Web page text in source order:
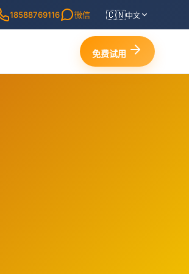
18588769116 微信 🇨🇳中文
免费试用